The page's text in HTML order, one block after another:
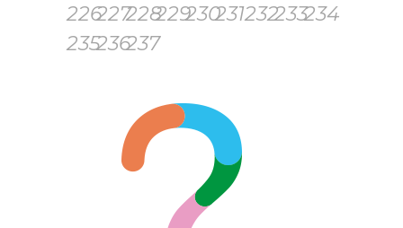
226227228229230231232233234
235236237